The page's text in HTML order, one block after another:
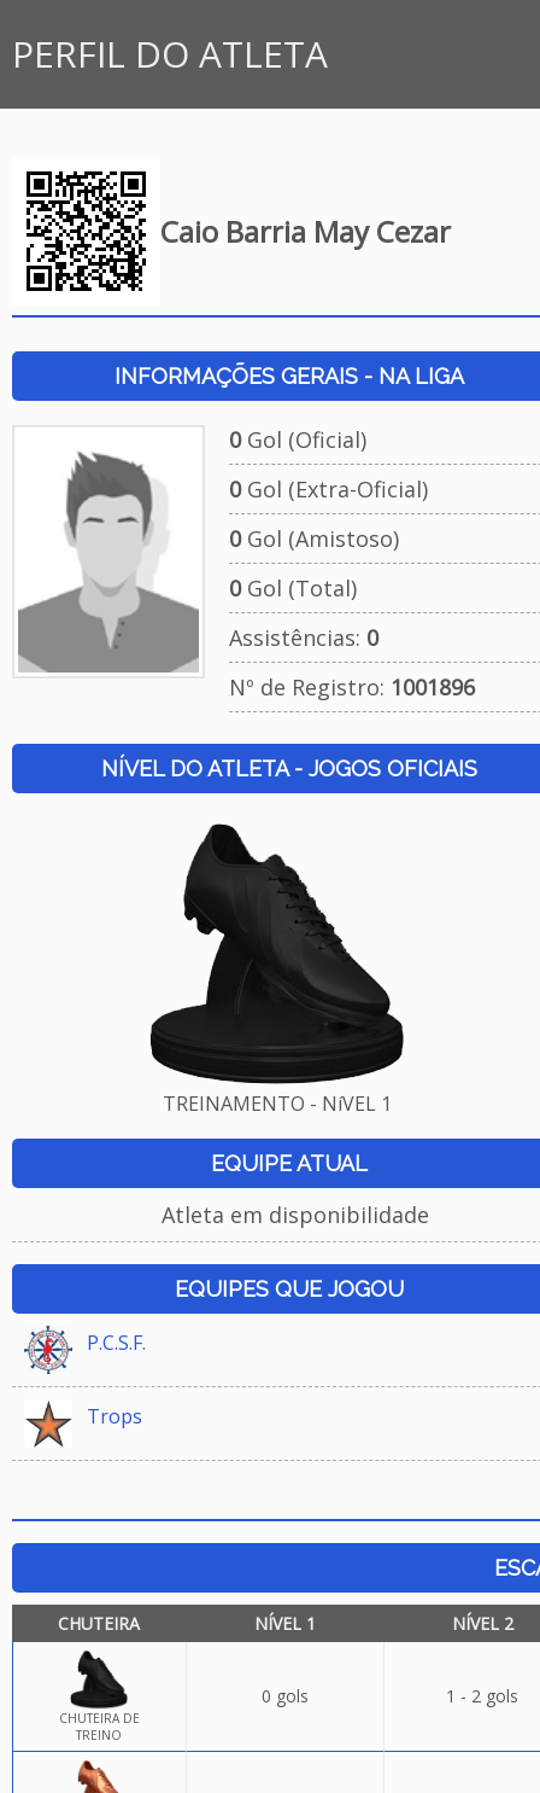
PERFIL DO ATLETA
Caio Barria May Cezar
INFORMAÇÕES GERAIS - NA LIGA
0Gol (Oficial)
0Gol (Extra-Oficial)
0Gol (Amistoso)
0Gol (Total)
Assistências: 0
Nº de Registro: 1001896
NÍVEL DO ATLETA - JOGOS OFICIAIS
TREINAMENTO - NíVEL 1
EQUIPE ATUAL
Atleta em disponibilidade
EQUIPES QUE JOGOU
P.C.S.F.
Trops
CHUTEIRA NÍVEL 1 NÍVEL 2
CHUTEIRA DE
TREINO
0 gols 1 - 2 gols